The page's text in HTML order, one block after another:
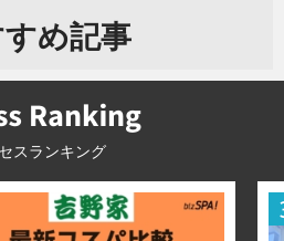
め記事
スランキング